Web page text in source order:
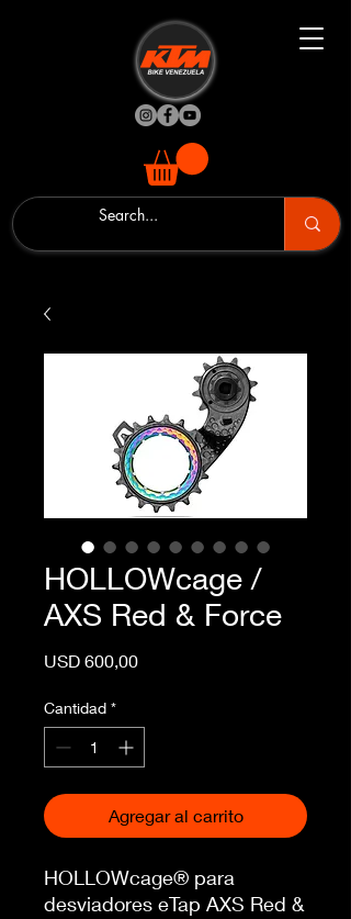
HOLLOWcage /
AXS Red & Force
USD 600,00Precio
Cantidad *
Agregar al carrito
HOLLOWcage® para
desviadores eTap AXS Red &